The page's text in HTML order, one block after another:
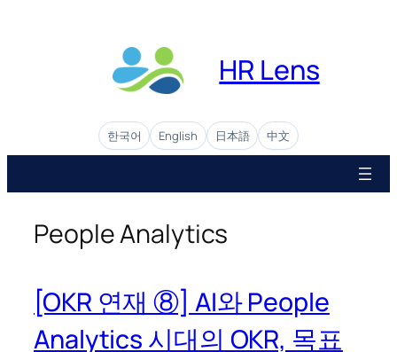
가
HR Lens
한국어 English 日本語 中文
People Analytics
[OKR 연재 ⑧] AI와 People
Analytics 시대의 OKR, 목표